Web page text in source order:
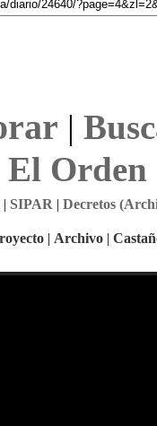
|
El Orden
| SIPAR | Decretos
| Archivo |